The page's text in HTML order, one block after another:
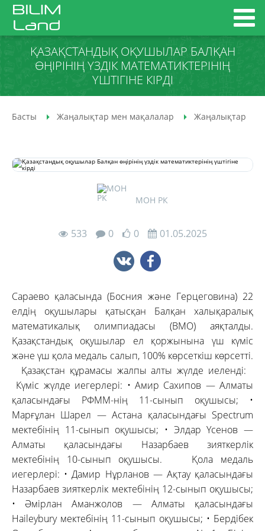
ҚАЗАҚСТАНДЫҚ ОҚУШЫЛАР БАЛҚАН
ӨҢІРІНІҢ ҮЗДІК МАТЕМАТИКТЕРІНІҢ
ҮШТІГІНЕ КІРДІ
Басты Жаңалықтар мен мақалалар Жаңалықтар
МОН РК
533 0 0 01.05.2025
Сараево қаласында (Босния және Герцеговина) 22
елдің оқушылары қатысқан Балқан халықаралық
математикалық олимпиадасы (BMO) аяқталды.
Қазақстандық оқушылар ел қоржынына үш күміс
және үш қола медаль салып, 100% көрсеткіш көрсетті.
Қазақстан құрамасы жалпы алты жүлде иеленді:
Күміс жүлде иегерлері: • Амир Сахипов — Алматы
қаласындағы РФММ-нің 11-сынып оқушысы; •
Марғұлан Шарел — Астана қаласындағы Spectrum
мектебінің 11-сынып оқушысы; • Элдар Үсенов —
Алматы қаласындағы Назарбаев зияткерлік
мектебінің 10-сынып оқушысы. Қола медаль
иегерлері: • Дамир Нұрланов — Ақтау қаласындағы
Назарбаев зияткерлік мектебінің 12-сынып оқушысы;
• Әмірлан Аманжолов — Алматы қаласындағы
Haileybury мектебінің 11-сынып оқушысы; • Бердібек